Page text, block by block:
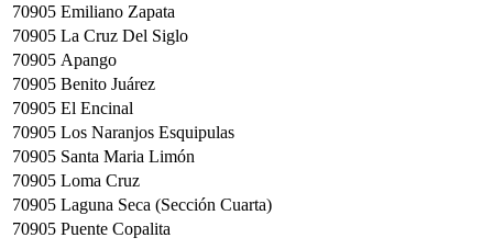
70905 Emiliano Zapata
70905 La Cruz Del Siglo
70905 Apango
70905 Benito Juárez
70905 El Encinal
70905 Los Naranjos Esquipulas
70905 Santa Maria Limón
70905 Loma Cruz
70905 Laguna Seca (Sección Cuarta)
70905 Puente Copalita